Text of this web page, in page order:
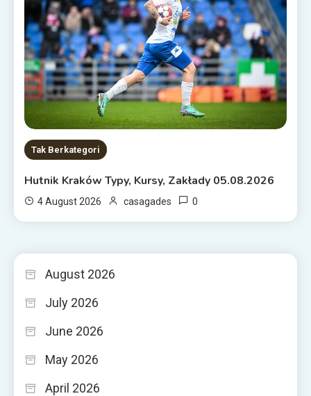
Tak Berkategori
Hutnik Kraków Typy, Kursy, Zakłady 05.08.2026
4 August 2026 casagades 0
August 2026
July 2026
June 2026
May 2026
April 2026